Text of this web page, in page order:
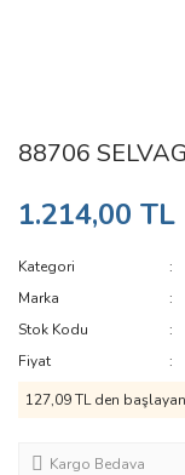
88706
1.214,00 TL
Kategori
Marka
Stok Kodu
Fiyat
127,09 TL den
Kargo Bedava